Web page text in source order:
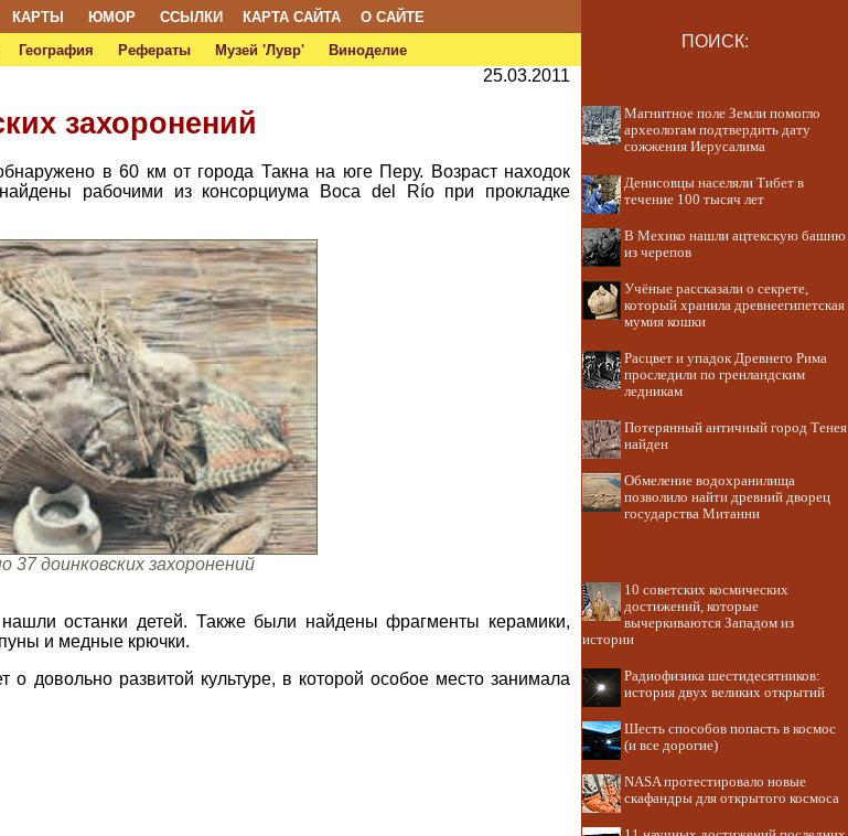
КАРТЫ ЮМОР ССЫЛКИ КАРТА САЙТА
О САЙТЕ
География Рефераты Музей 'Лувр' Виноделие ПОИСК:
25.03.2011
захоронений
в 60 км от города Такна на юге Перу. Возраст находок
рабочими из консорциума Boca del Río при прокладке
37 доинковских захоронений
останки детей. Также были найдены фрагменты керамики,
и медные крючки.
довольно развитой культуре, в которой особое место занимала
Магнитное поле Земли помогло
археологам подтвердить дату
сожжения Иерусалима
Денисовцы населяли Тибет в
течение 100 тысяч лет
В Мехико нашли ацтекскую башню
из черепов
Учёные рассказали о секрете,
который хранила древнеегипетская
мумия кошки
Расцвет и упадок Древнего Рима
проследили по гренландским
ледникам
Потерянный античный город Тенея
найден
Обмеление водохранилища
позволило найти древний дворец
государства Митанни
10 советских космических
достижений, которые
вычеркиваются Западом из
истории
Радиофизика шестидесятников:
история двух великих открытий
Шесть способов попасть в космос
(и все дорогие)
NASA протестировало новые
скафандры для открытого космоса